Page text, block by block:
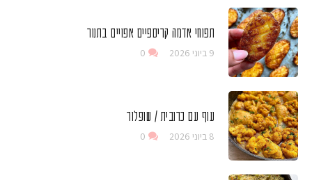
תפוחי אדמה קריספיים אפויים בתנור
9 ביוני 2026 0
עוף עם כרובית / שופלור
8 ביוני 2026 0